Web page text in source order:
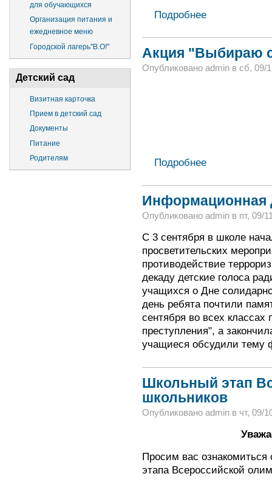
для обучающихся
Организация питания и
ежедневное меню
Городской лагерь"В.О!"
Детский сад
Визитная карточка
Прием в детский сад
Документы
Питание
Родителям
Подробнее
Акция "Выбираю
Опубликовано admin в сб, 09/
Подробнее
Информационная
Опубликовано admin в пт, 09/
С 3 сентября в школе
просветительских
противодействие
декаду детские голоса
учащихся о Дне
день ребята почтили
сентября во всех классах
преступления", а
учащиеся обсудили тему
Школьный этап
школьников
Опубликовано admin в чт, 09/
Просим вас ознакомиться
этапа Всероссийской